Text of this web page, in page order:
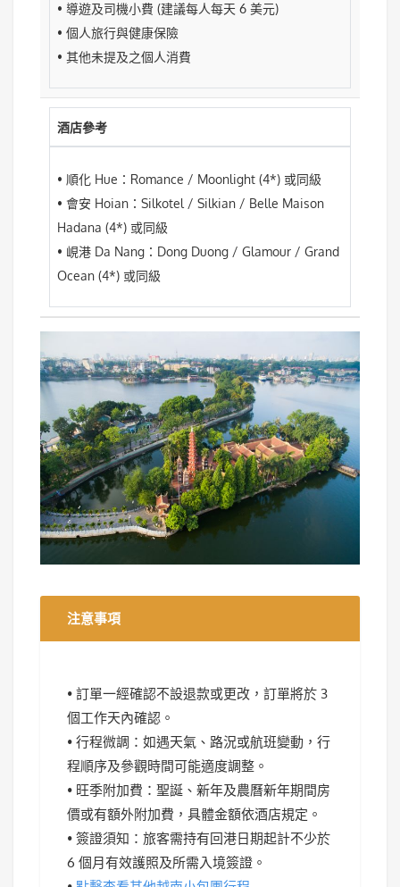
• 導遊及司機小費 (建議每人每天 6 美元)
• 個人旅行與健康保險
• 其他未提及之個人消費
酒店參考
• 順化 Hue：Romance / Moonlight (4*) 或同級
• 會安 Hoian：Silkotel / Silkian / Belle Maison
Hadana (4*) 或同級
• 峴港 Da Nang：Dong Duong / Glamour / Grand
Ocean (4*) 或同級
注意事項
• 訂單一經確認不設退款或更改，訂單將於 3
個工作天內確認。
• 行程微調：如遇天氣、路況或航班變動，行
程順序及參觀時間可能適度調整。
• 旺季附加費：聖誕、新年及農曆新年期間房
價或有額外附加費，具體金額依酒店規定。
• 簽證須知：旅客需持有回港日期起計不少於
6 個月有效護照及所需入境簽證。